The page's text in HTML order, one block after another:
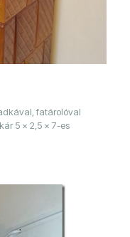
fatárolóval
5 x 2,5 x 7-es